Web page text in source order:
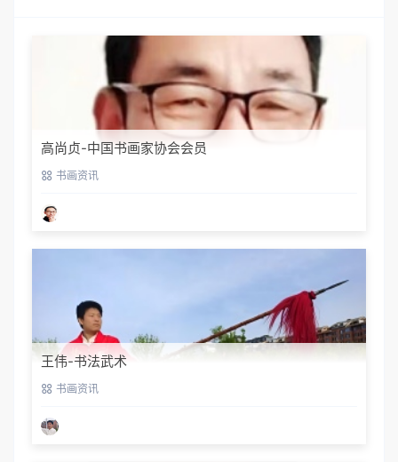
高尚贞-中国书画家协会会员
书画资讯
王伟-书法武术
书画资讯